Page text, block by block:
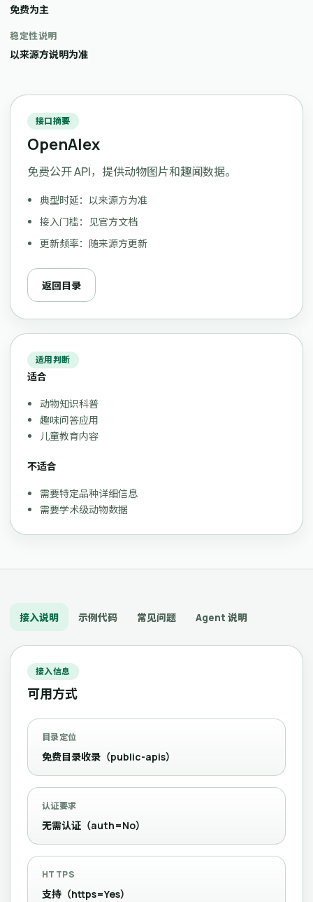
免费为主
稳定性说明
以来源方说明为准
接口摘要
OpenAlex
免费公开 API，提供动物图片和趣闻数据。
典型时延：以来源方为准
接入门槛：见官方文档
更新频率：随来源方更新
返回目录
适用判断
适合
动物知识科普
趣味问答应用
儿童教育内容
不适合
需要特定品种详细信息
需要学术级动物数据
接入说明 示例代码 常见问题 Agent 说明
接入信息
可用方式
目录定位
免费目录收录（public-apis）
认证要求
无需认证（auth=No）
HTTPS
支持（https=Yes）